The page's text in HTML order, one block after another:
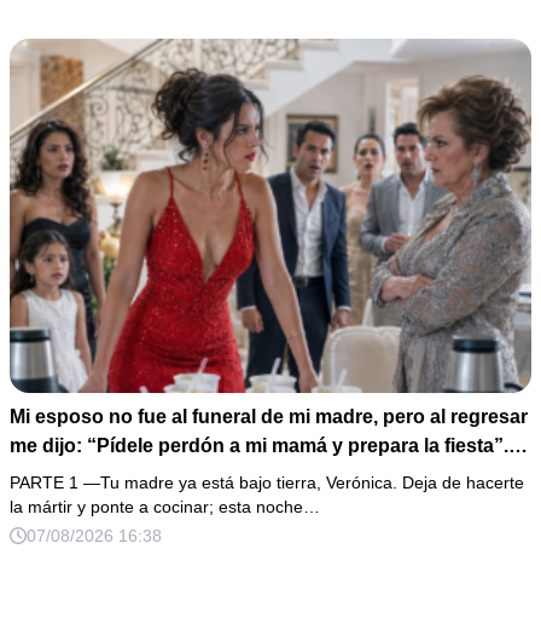
Mi esposo no fue al funeral de mi madre, pero al regresar
me dijo: “Pídele perdón a mi mamá y prepara la fiesta”.
No discutí; acomodé 24 sopas instantáneas, hice una
maleta y abrí la fonda que había heredado. Cuando un
abogado revisó los papeles ocultos, descubrió que mi
PARTE 1 —Tu madre ya está bajo tierra, Verónica. Deja de hacerte
la mártir y ponte a cocinar; esta noche…
07/08/2026 16:38